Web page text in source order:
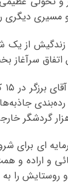
و مسیری
زندگیش از یک
سرآغاز
ای برای
و اراده و
روستایش را